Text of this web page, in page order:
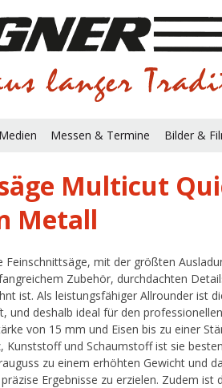
Messen & Termine Bilder &
Multicut
Metall
mit der größten
Zubehör, durchdachten
ist. Als leistungsfähiger Allrounder ist
und deshalb ideal für den
von 15 mm und Eisen bis zu einer
Kunststoff und Schaumstoff ist sie
zu einem erhöhten Gewicht und
Ergebnisse zu erzielen. Zudem